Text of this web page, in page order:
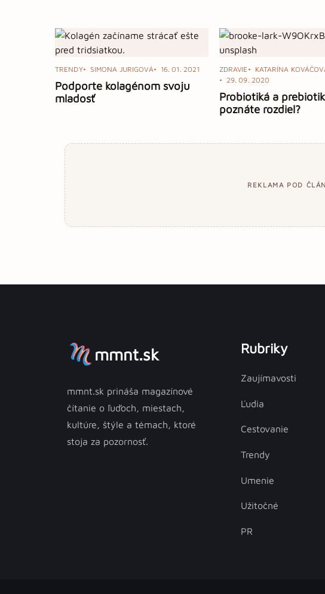
TRENDY SIMONA JURIGOVÁ 16. 01. 2021
Podporte kolagénom svoju
mladosť
ZDRAVIE
KATARÍNA
29. 09. 2020
Probiotiká a
poznáte rozdiel?
REKLAMA POD
mmnt.sk
mmnt.sk prináša magazínové
čítanie o ľuďoch, miestach,
kultúre, štýle a témach, ktoré
stoja za pozornosť.
Rubriky
Zaujímavosti
Ľudia
Cestovanie
Trendy
Umenie
Užitočné
PR